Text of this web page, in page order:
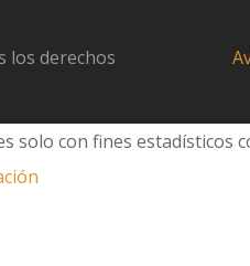
los derechos
solo con fines